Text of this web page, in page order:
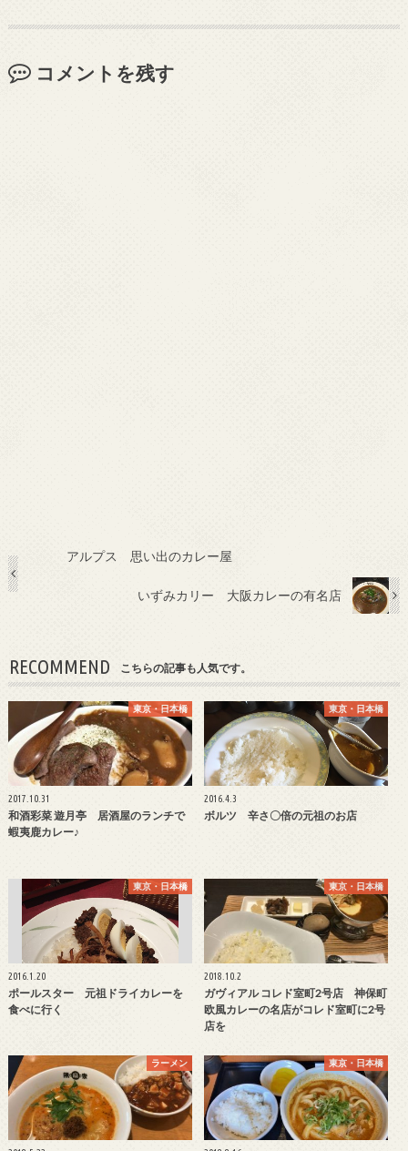
コメントを残す
アルプス 思い出のカレー屋
いずみカリー 大阪カレーの有名店
RECOMMEND こちらの記事も人気です。
東京・日本橋
2017.10.31
和酒彩菜 遊月亭 居酒屋のランチで
蝦夷鹿カレー♪
東京・日本橋
2016.4.3
ボルツ 辛さ〇倍の元祖のお店
東京・日本橋
2016.1.20
ポールスター 元祖ドライカレーを
食べに行く
東京・日本橋
2018.10.2
ガヴィアル コレド室町2号店 神保町
欧風カレーの名店がコレド室町に2号
店を
ラーメン 東京・日本橋